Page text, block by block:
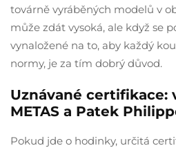
továrně vyráběných modelů v
může zdát vysoká, ale když se
vynaložené na to, aby každý
normy, je za tím dobrý důvod.
Uznávané certifikace:
METAS a Patek
Pokud jde o hodinky, určitá